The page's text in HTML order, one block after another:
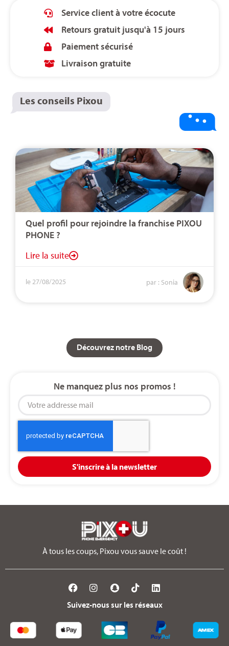
Service client à votre écocute
Retours gratuit jusqu'à 15 jours
Paiement sécurisé
Livraison gratuite
Les conseils Pixou
Quel profil pour rejoindre la franchise PIXOU
PHONE ?
Lire la suite
le 27/08/2025 par : Sonia
Découvrez notre Blog
Ne manquez plus nos promos !
S'inscrire à la newsletter
À tous les coups, Pixou vous sauve le coût !
Suivez-nous sur les réseaux